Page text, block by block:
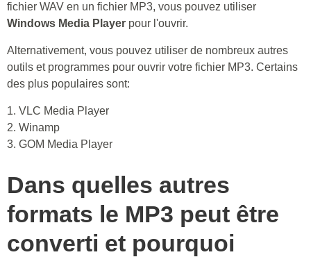
fichier WAV en un fichier MP3, vous pouvez utiliser
Windows Media Player pour l'ouvrir.
Alternativement, vous pouvez utiliser de nombreux autres
outils et programmes pour ouvrir votre fichier MP3. Certains
des plus populaires sont:
1. VLC Media Player
2. Winamp
3. GOM Media Player
Dans quelles autres
formats le MP3 peut être
converti et pourquoi